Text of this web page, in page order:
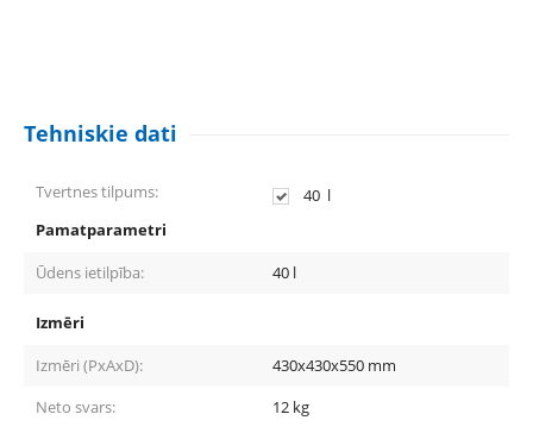
Tehniskie dati
Tvertnes tilpums: 40 l
Pamatparametri
Ūdens ietilpība:
40 l
Izmēri
Izmēri (PxAxD):
430x430x550 mm
Neto svars:
12 kg